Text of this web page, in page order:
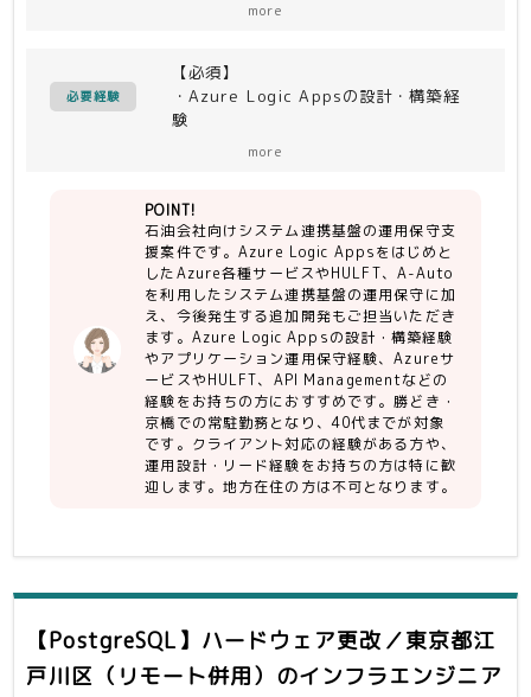
・今後発生する追加開発の支援
＜主な環境(言語・ツール)＞
・Azure Logic Apps
・Azure Blob Storage
・Azure SQL Database
・Azure API Management
・Azure Monitor
・HULFT
・A-Auto
・ServiceNow
・FJDaaS
・Azure DevOps
more
必要経験
【必須】
・Azure Logic Appsの設計・構築経
験
のいずれかの経験
・クライアントフェーシング経験
【尚可】
・運用設計経験
・リード経験
【人物】
・人物、勤怠、健康面、コミュニケーシ
ョンに問題無い方
more
POINT!
石油会社向けシステム連携基盤の運用保守支
援案件です。Azure Logic Appsをはじめと
したAzure各種サービスやHULFT、A-Auto
を利用したシステム連携基盤の運用保守に加
え、今後発生する追加開発もご担当いただき
ます。Azure Logic Appsの設計・構築経験
やアプリケーション運用保守経験、Azureサ
ービスやHULFT、API Managementなどの
経験をお持ちの方におすすめです。勝どき・
京橋での常駐勤務となり、40代までが対象
です。クライアント対応の経験がある方や、
運用設計・リード経験をお持ちの方は特に歓
迎します。地方在住の方は不可となります。
【PostgreSQL】ハードウェア更改／東京都江
戸川区（リモート併用） のインフラエンジニア